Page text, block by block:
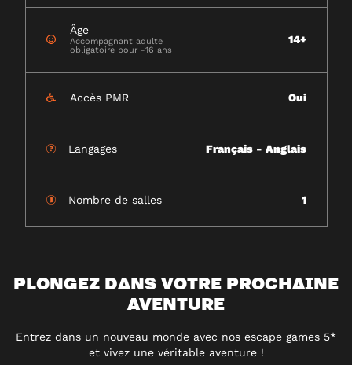
Âge
Accompagnant adulte
obligatoire pour -16 ans
14+
Accès PMR Oui
Langages Français - Anglais
Nombre de salles 1
PLONGEZ DANS VOTRE PROCHAINE
AVENTURE
Entrez dans un nouveau monde avec nos escape games 5*
et vivez une véritable aventure !